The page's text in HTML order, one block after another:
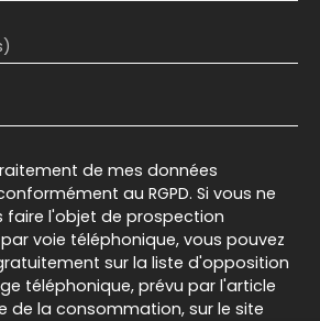
de mes données
au RGPD. Si vous ne
faire l'objet de prospection
voie téléphonique, vous pouvez
sur la liste d'opposition
téléphonique, prévu par l'article
de la consommation, sur le site